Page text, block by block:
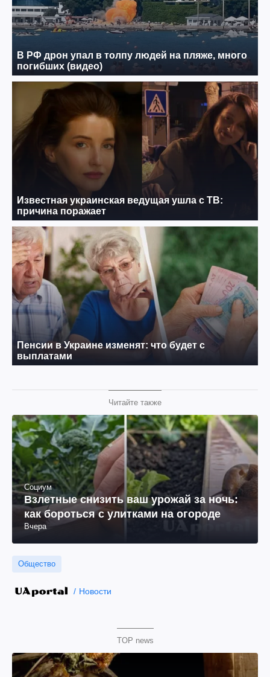
Читайте также
Социум
Взлетные снизить ваш урожай за ночь:
как бороться с улитками на огороде
Вчера
Общество
Новости
TOP news